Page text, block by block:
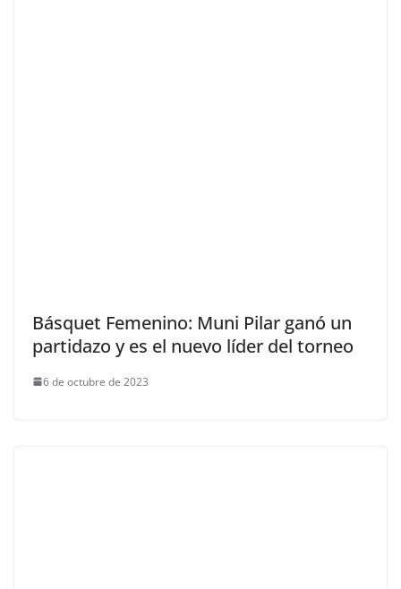
Básquet Femenino: Muni Pilar ganó un
partidazo y es el nuevo líder del torneo
6 de octubre de 2023